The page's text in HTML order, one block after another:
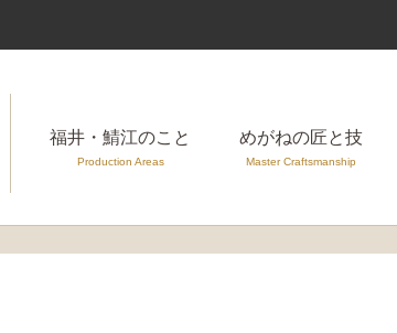
福井・鯖江のこと
Production Areas
めがねの匠と技
Master Craftsmanship